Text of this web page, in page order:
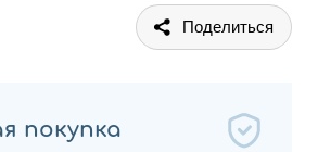
Поделиться
покупка